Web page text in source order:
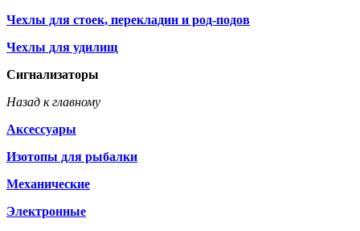
Чехлы для стоек, перекладин и род-подов
Чехлы для удилищ
Сигнализаторы
Назад к главному
Аксессуары
Изотопы для рыбалки
Механические
Электронные